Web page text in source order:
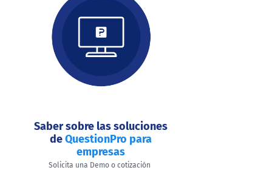
Saber sobre las soluciones
deQuestionPro para
empresas
Solicita una Demo o cotización